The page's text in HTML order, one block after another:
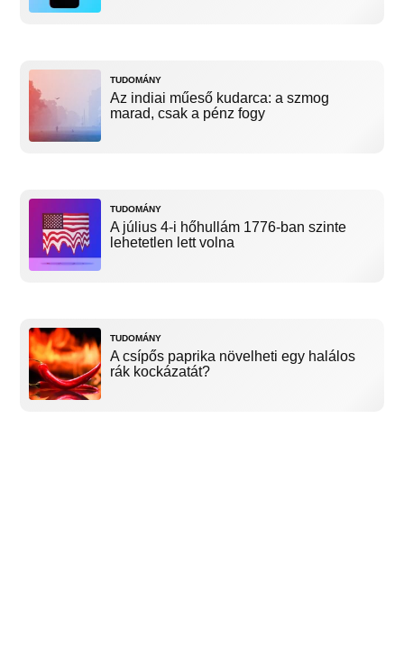
TUDOMÁNY
Az indiai műeső kudarca: a szmog
marad, csak a pénz fogy
TUDOMÁNY
A július 4-i hőhullám 1776-ban szinte
lehetetlen lett volna
TUDOMÁNY
A csípős paprika növelheti egy halálos
rák kockázatát?